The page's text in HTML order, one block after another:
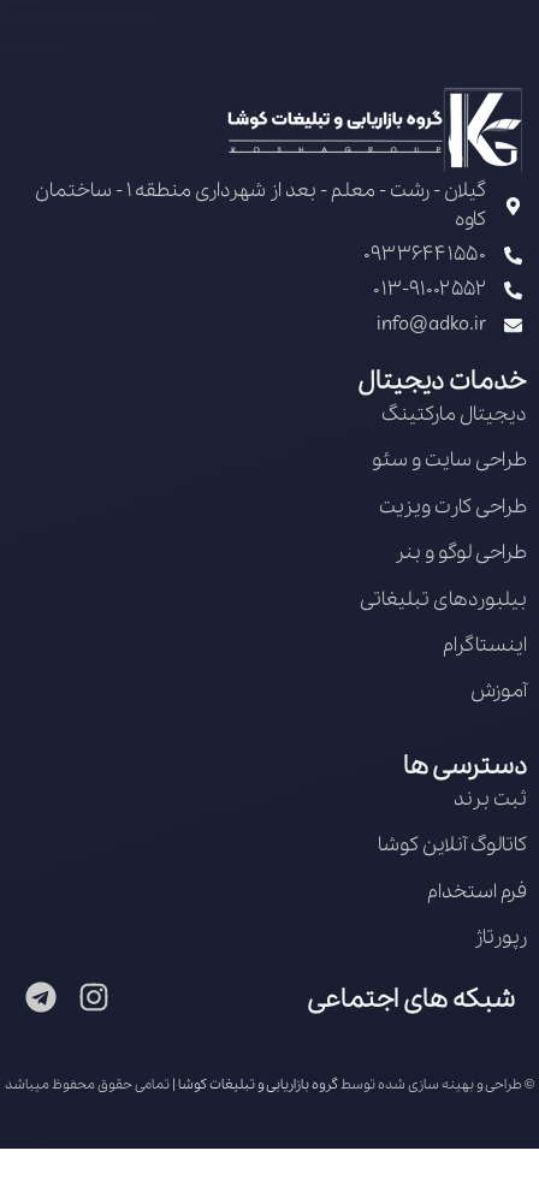
گیلان - رشت - معلم - بعد از شهرداری منطقه 1 - ساختمان
کاوه
09336441550
013-91002552
info@adko.ir
خدمات دیجیتال
دیجیتال مارکتینگ
طراحی سایت و سئو
طراحی کارت ویزیت
طراحی لوگو و بنر
بیلبوردهای تبلیغاتی
اینستاگرام
آموزش
دسترسی ها
ثبت برند
کاتالوگ آنلاین کوشا
فرم استخدام
رپورتاژ
شبکه های اجتماعی
© طراحی و بهینه سازی شده توسطگروه بازاریابی و تبلیغات کوشا| تمامی حقوق محفوظ میباشد